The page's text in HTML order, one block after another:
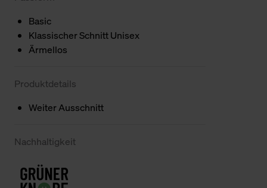
Basic
Klassischer Schnitt Unisex
Ärmellos
Produktdetails
Weiter Ausschnitt
Nachhaltigkeit